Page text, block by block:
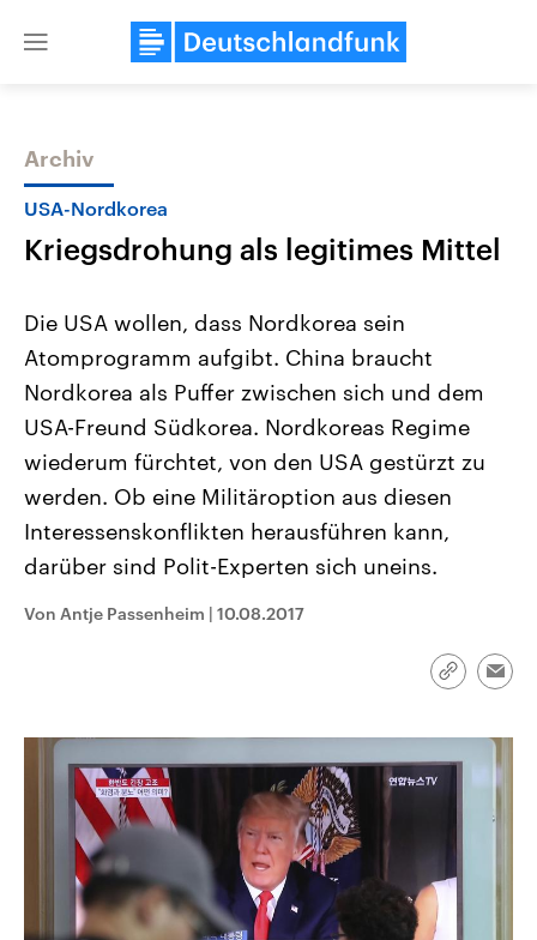
Close
Themen
Landtagswahl Sachsen-Anhalt
2026
Alle Informationen
Sachsen-Anhalt wählt am 6.
September 2026 einen neuen
Bundesland von einer Koalition aus
Umfragen, Prognosen,
und Hintergründe zu den Parteien
und Kandidaten der anstehenden
Aktuelle Beiträge,
Hintergründe
Wirtschaftlich und
gehören die Vereinigten
mit großem Einfluss auf
Sendungen Programm Podcasts
Archiv
USA-Nordkorea
Kriegsdrohung als legitimes Mittel
Die USA wollen, dass Nordkorea sein
Atomprogramm aufgibt. China braucht
Nordkorea als Puffer zwischen sich und dem
USA-Freund Südkorea. Nordkoreas Regime
wiederum fürchtet, von den USA gestürzt zu
werden. Ob eine Militäroption aus diesen
Interessenskonflikten herausführen kann,
darüber sind Polit-Experten sich uneins.
Von Antje Passenheim | 10.08.2017
Link